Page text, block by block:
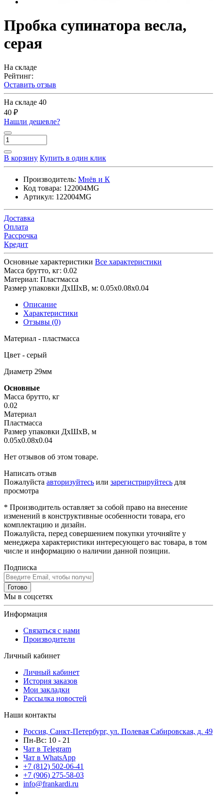
Пробка супинатора весла,
серая
На складе
Рейтинг:
Оставить отзыв
На складе 40
40 ₽
Нашли дешевле?
В корзину Купить в один клик
Производитель: Мнёв и К
Код товара: 122004МG
Артикул: 122004МG
Доставка
Оплата
Рассрочка
Кредит
Основные характеристики Все характеристики
Масса брутто, кг: 0.02
Материал: Пластмасса
Размер упаковки ДхШхВ, м: 0.05x0.08x0.04
Описание
Характеристики
Отзывы (0)
Материал - пластмасса
Цвет - серый
Диаметр 29мм
Основные
Масса брутто, кг
0.02
Материал
Пластмасса
Размер упаковки ДхШхВ, м
0.05x0.08x0.04
Нет отзывов об этом товаре.
Написать отзыв
Пожалуйста авторизуйтесь или зарегистрируйтесь для
просмотра
* Производитель оставляет за собой право на внесение
изменений в конструктивные особенности товара, его
комплектацию и дизайн.
Пожалуйста, перед совершением покупки уточняйте у
менеджера характеристики интересующего вас товара, в том
числе и информацию о наличии данной позиции.
Подписка
Готово
Мы в соцсетях
Информация
Связаться с нами
Производители
Личный кабинет
Личный кабинет
История заказов
Мои закладки
Рассылка новостей
Наши контакты
Россия, Санкт-Петербург, ул. Полевая Сабировская, д. 49
Пн-Вс: 10 - 21
Чат в Telegram
Чат в WhatsApp
+7 (812) 502-06-41
+7 (906) 275-58-03
info@frankardi.ru